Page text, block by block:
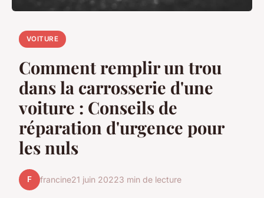
VOITURE
Comment remplir un trou
dans la carrosserie d'une
voiture : Conseils de
réparation d'urgence pour
les nuls
F francine21 juin 20223 min de lecture